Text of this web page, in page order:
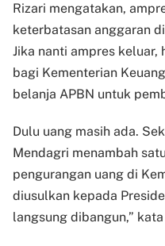
Rizari mengatakan,
keterbatasan anggaran
Jika nanti ampres keluar,
bagi Kementerian
belanja APBN untuk
Dulu uang masih ada.
Mendagri menambah
pengurangan uang di
diusulkan kepada
langsung dibangun,”